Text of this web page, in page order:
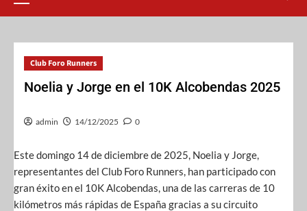
Club Foro Runners
Noelia y Jorge en el 10K Alcobendas 2025
admin 14/12/2025 0
Este domingo 14 de diciembre de 2025, Noelia y Jorge,
representantes del Club Foro Runners, han participado con
gran éxito en el 10K Alcobendas, una de las carreras de 10
kilómetros más rápidas de España gracias a su circuito